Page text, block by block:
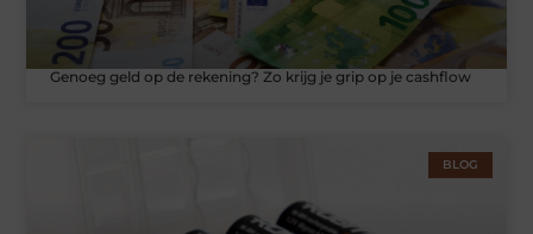
Genoeg geld op de rekening? Zo krijg je grip op je cashflow
BLOG